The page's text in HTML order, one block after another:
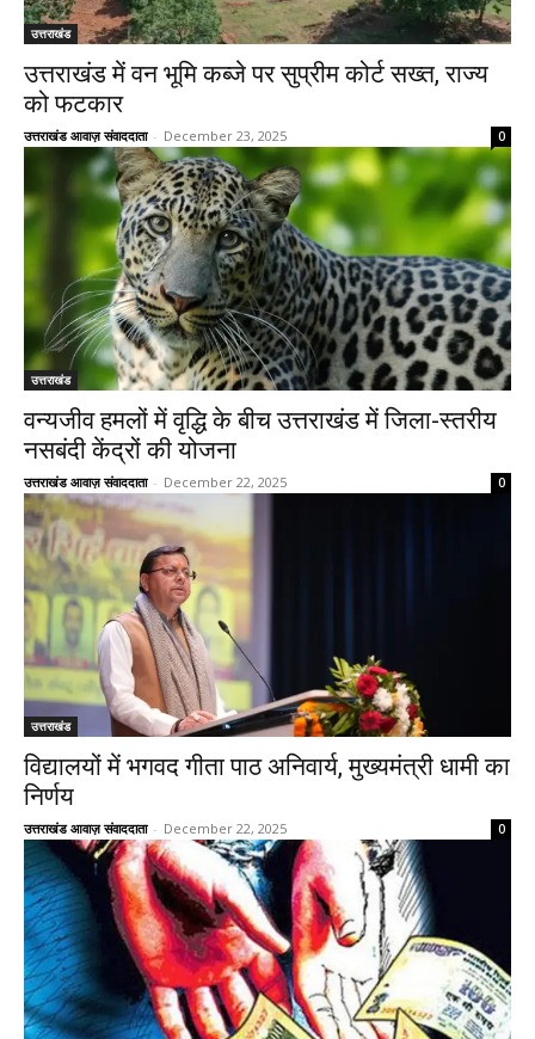
उत्तराखंड
उत्तराखंड में वन भूमि कब्जे पर सुप्रीम कोर्ट सख्त, राज्य
को फटकार
उत्तराखंड आवाज़ संवाददाता - December 23, 2025 0
उत्तराखंड
वन्यजीव हमलों में वृद्धि के बीच उत्तराखंड में जिला-स्तरीय
नसबंदी केंद्रों की योजना
उत्तराखंड आवाज़ संवाददाता - December 22, 2025 0
उत्तराखंड
विद्यालयों में भगवद गीता पाठ अनिवार्य, मुख्यमंत्री धामी का
निर्णय
उत्तराखंड आवाज़ संवाददाता - December 22, 2025 0